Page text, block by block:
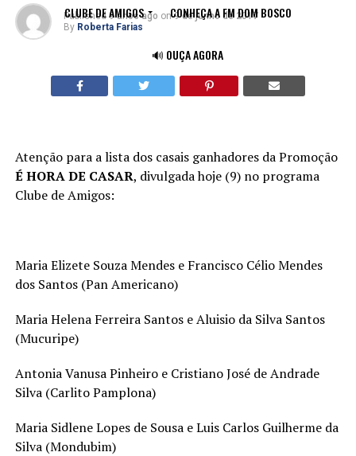
CLUBE DE AMIGOS CONHEÇA A FM DOM BOSCO
🔊 OUÇA AGORA
Published 9 anos ago on 9 de junho de 2017
By Roberta Farias
Atenção para a lista dos casais ganhadores da Promoção
É HORA DE CASAR, divulgada hoje (9) no programa
Clube de Amigos:
Maria Elizete Souza Mendes e Francisco Célio Mendes
dos Santos (Pan Americano)
Maria Helena Ferreira Santos e Aluisio da Silva Santos
(Mucuripe)
Antonia Vanusa Pinheiro e Cristiano José de Andrade
Silva (Carlito Pamplona)
Maria Sidlene Lopes de Sousa e Luis Carlos Guilherme da
Silva (Mondubim)